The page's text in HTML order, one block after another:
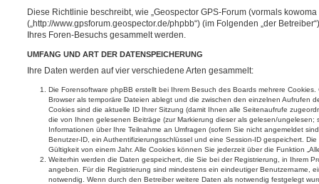
Diese Richtlinie beschreibt, wie „Geospector GPS-Forum (vormals kowoma
(„http://www.gpsforum.geospector.de/phpbb“) (im Folgenden „der
Ihres Foren-Besuchs gesammelt werden.
UMFANG UND ART DER DATENSPEICHERUNG
Ihre Daten werden auf vier verschiedene Arten gesammelt:
Die Forensoftware phpBB erstellt bei Ihrem Besuch des Boards mehrere
Browser als temporäre Dateien ablegt und die zwischen den einzelnen Aufrufen
Cookies sind die aktuelle ID Ihrer Sitzung (damit Ihnen alle Seitenaufrufe
die von Ihnen gelesenen Beiträge (zur Markierung dieser als gelesen/ungelesen;
Informationen über Ihre Teilnahme an Umfragen (sofern Sie nicht angemeldet
Benutzer-ID, ein Authentifizierungsschlüssel und eine Session-ID gespeichert.
Gültigkeit von einem Jahr. Alle Cookies können Sie jederzeit über die Funktion
Weiterhin werden die Daten gespeichert, die Sie bei der Registrierung, in Ihrem
angeben. Für die Registrierung sind mindestens ein eindeutiger Benutzername,
notwendig. Wenn durch den Betreiber weitere Daten als notwendig festgelegt